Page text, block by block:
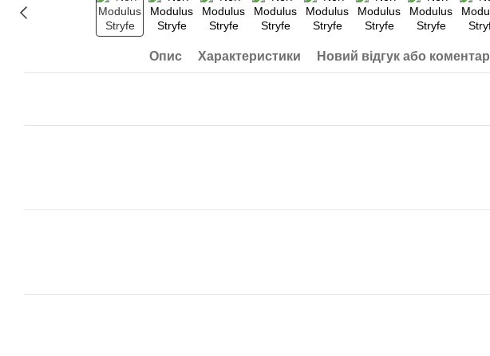
Опис Характеристики Новий відгук або коментар